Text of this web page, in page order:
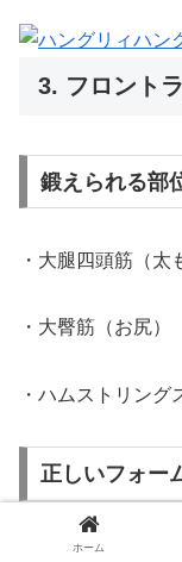
ハン
3. フロント
鍛えられる部
・大腿四頭筋（太
・大臀筋（お尻）
・ハムストリング
正しいフォー
ホーム